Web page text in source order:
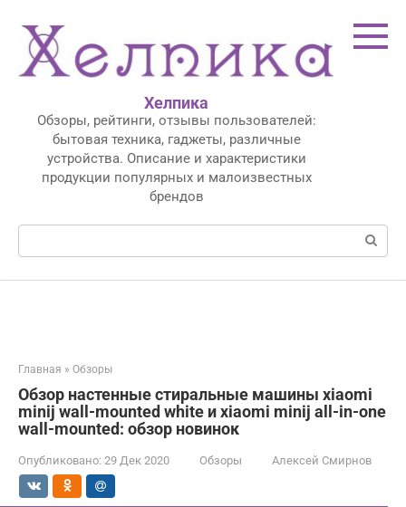
контенту
Хелпика
Обзоры, рейтинги, отзывы пользователей:
бытовая техника, гаджеты, различные
устройства. Описание и характеристики
продукции популярных и малоизвестных
брендов
Поиск:
Главная » Обзоры
Обзор настенные стиральные машины xiaomi
minij wall-mounted white и xiaomi minij all-in-one
wall-mounted: обзор новинок
Опубликовано: 29 Дек 2020 Обзоры Алексей Смирнов